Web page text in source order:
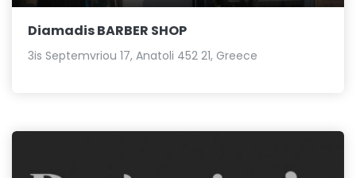
Diamadis BARBER SHOP
3is Septemvriou 17, Anatoli 452 21, Greece